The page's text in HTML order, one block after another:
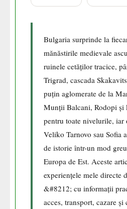
Bulgaria surprinde la
mănăstirile medievale
ruinele cetăților tracice,
Trigrad, cascada
puțin aglomerate de la
Munții Balcani, Rodopi și
pentru toate nivelurile, iar
Veliko Tarnovo sau Sofia
de istorie într-un mod
Europa de Est. Aceste
experiențele mele directe
&#8212; cu informații
acces, transport, cazare și